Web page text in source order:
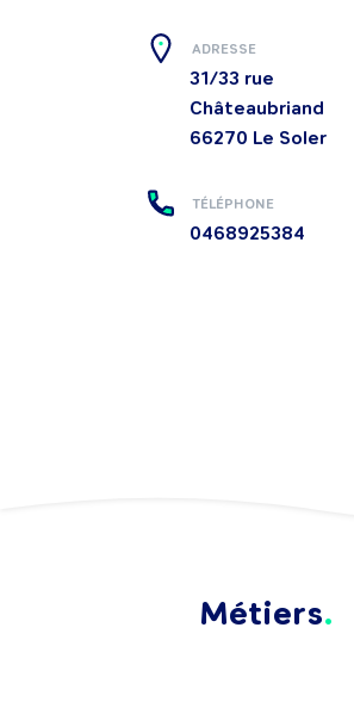
ADRESSE
31/33 rue
Châteaubriand
66270 Le Soler
TÉLÉPHONE
0468925384
Métiers